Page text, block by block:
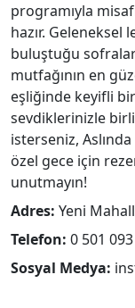
programıyla
hazır.
buluştuğu
mutfağının en
eşliğinde keyifli
sevdiklerinizle
isterseniz,
özel gece için
unutmayın!
Adres: Yeni
Telefon: 0 501
Sosyal Medya: